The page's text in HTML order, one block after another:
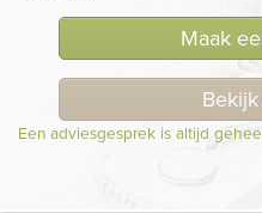
Maak
Een adviesgesprek is altijd